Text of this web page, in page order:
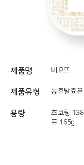
제품명 비요뜨
제품유형 농후발효유
용량
초코링
트 165g